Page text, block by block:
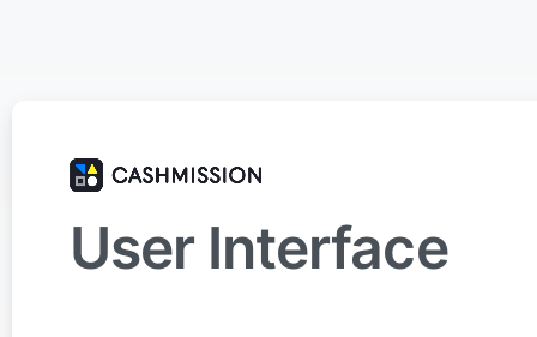
User Interface